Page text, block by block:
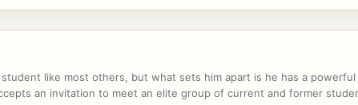
like most others, but what sets him apart is he has a
an invitation to meet an elite group of current and former